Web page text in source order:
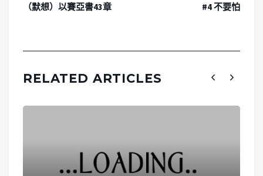
（默想）以賽亞書43章 #4 不要怕
RELATED ARTICLES